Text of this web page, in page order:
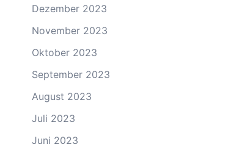
Dezember 2023
November 2023
Oktober 2023
September 2023
August 2023
Juli 2023
Juni 2023